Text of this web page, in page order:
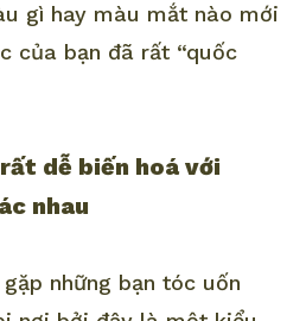
gì hay màu mắt nào mới
của bạn đã rất “quốc
dễ biến hoá với
nhau
những bạn tóc uốn